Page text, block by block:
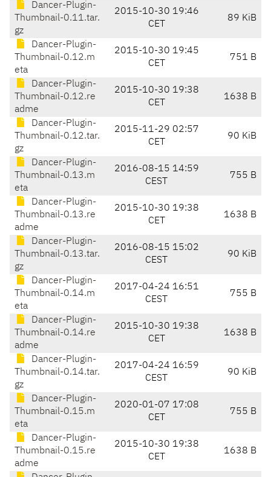
Dancer-Plugin-
Thumbnail-0.11.tar.
gz
2015-10-30 19:46
CET
89 KiB
Dancer-Plugin-
Thumbnail-0.12.m
eta
2015-10-30 19:45
CET
751 B
Dancer-Plugin-
Thumbnail-0.12.re
adme
2015-10-30 19:38
CET
1638 B
Dancer-Plugin-
Thumbnail-0.12.tar.
gz
2015-11-29 02:57
CET
90 KiB
Dancer-Plugin-
Thumbnail-0.13.m
eta
2016-08-15 14:59
CEST
755 B
Dancer-Plugin-
Thumbnail-0.13.re
adme
2015-10-30 19:38
CET
1638 B
Dancer-Plugin-
Thumbnail-0.13.tar.
gz
2016-08-15 15:02
CEST
90 KiB
Dancer-Plugin-
Thumbnail-0.14.m
eta
2017-04-24 16:51
CEST
755 B
Dancer-Plugin-
Thumbnail-0.14.re
adme
2015-10-30 19:38
CET
1638 B
Dancer-Plugin-
Thumbnail-0.14.tar.
gz
2017-04-24 16:59
CEST
90 KiB
Dancer-Plugin-
Thumbnail-0.15.m
eta
2020-01-07 17:08
CET
755 B
Dancer-Plugin-
Thumbnail-0.15.re
adme
2015-10-30 19:38
CET
1638 B